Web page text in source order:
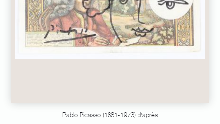
Pablo Picasso (1881-1973) d'après